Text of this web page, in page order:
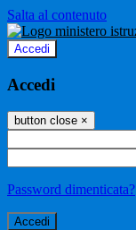
Salta al contenuto
Accedi
Accedi
button close ×
Password dimenticata?